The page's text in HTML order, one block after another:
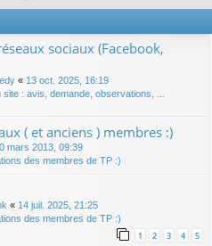
c
sociaux (Facebook,
« 13 oct. 2025, 16:19
: avis, demande, observations, ...
( et anciens ) membres :)
mars 2013, 09:39
des membres de TP :)
« 14 juil. 2025, 21:25
des membres de TP :)
1 2 3 4 5